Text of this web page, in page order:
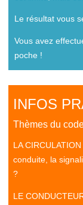
Le résultat vous
Vous avez
poche !
INFOS
Thèmes du
LA
conduite, la
?
LE